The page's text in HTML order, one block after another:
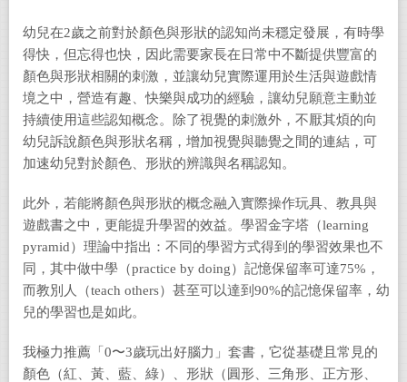
幼兒在2歲之前對於顏色與形狀的認知尚未穩定發展，有時學
得快，但忘得也快，因此需要家長在日常中不斷提供豐富的
顏色與形狀相關的刺激，並讓幼兒實際運用於生活與遊戲情
境之中，營造有趣、快樂與成功的經驗，讓幼兒願意主動並
持續使用這些認知概念。除了視覺的刺激外，不厭其煩的向
幼兒訴說顏色與形狀名稱，增加視覺與聽覺之間的連結，可
加速幼兒對於顏色、形狀的辨識與名稱認知。
此外，若能將顏色與形狀的概念融入實際操作玩具、教具與
遊戲書之中，更能提升學習的效益。學習金字塔（learning
pyramid）理論中指出：不同的學習方式得到的學習效果也不
同，其中做中學（practice by doing）記憶保留率可達75%，
而教別人（teach others）甚至可以達到90%的記憶保留率，幼
兒的學習也是如此。
我極力推薦「0〜3歲玩出好腦力」套書，它從基礎且常見的
顏色（紅、黃、藍、綠）、形狀（圓形、三角形、正方形、